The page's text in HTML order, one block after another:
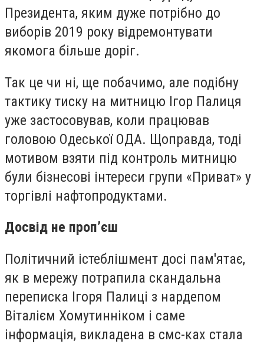
Президента, яким дуже потрібно до
виборів 2019 року відремонтувати
якомога більше доріг.
Так це чи ні, ще побачимо, але подібну
тактику тиску на митницю Ігор Палиця
уже застосовував, коли працював
головою Одеської ОДА. Щоправда, тоді
мотивом взяти під контроль митницю
були бізнесові інтереси групи «Приват» у
торгівлі нафтопродуктами.
Досвід не проп’єш
Політичний істеблішмент досі пам'ятає,
як в мережу потрапила скандальна
переписка Ігоря Палиці з нардепом
Віталієм Хомутинніком і саме
інформація, викладена в смс-ках стала